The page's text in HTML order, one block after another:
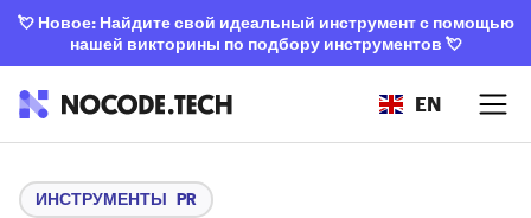
💘Новое: Найдите свой идеальный инструмент с помощью
нашей викторины по подбору инструментов 💘
EN
ИНСТРУМЕНТЫ PR